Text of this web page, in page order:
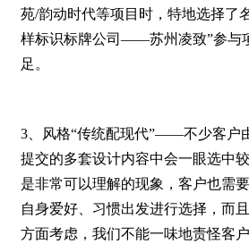
苑/韵动时代等项目时，特地选择了
样标识标牌公司——苏州凌致”参与
足。
3、风格“传统配现代”——不少客户
提交的多套设计内容中会一眼选中
是非常可以理解的现象，客户也需
自身爱好、习惯出发进行选择，而
方面考虑，我们不能一味地责怪客